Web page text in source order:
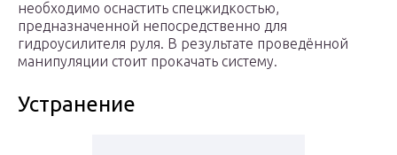
необходимо оснастить спецжидкостью,
предназначенной непосредственно для
гидроусилителя руля. В результате проведённой
манипуляции стоит прокачать систему.
Устранение